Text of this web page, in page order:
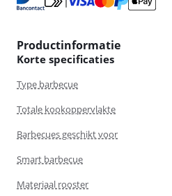
Productinformatie
Korte specificaties
Type barbecue
Totale kookoppervlakte
Barbecues geschikt voor
Smart barbecue
Materiaal rooster